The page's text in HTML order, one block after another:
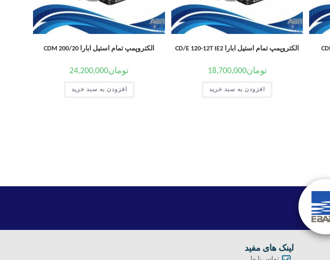
الکتروپمپ تمام استیل ابارا CD/E 120-12T IE2
تومان18,700,000
افزودن به سبد خرید
الکتروپمپ تمام استیل ابارا CDM 200/20
تومان24,200,000
افزودن به سبد خرید
لینک های مفید